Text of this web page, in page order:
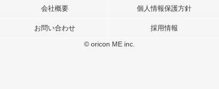
行っています。
メディアや広告配信、データ解析の各パートナーに提供しています。
会社概要 個人情報保護方針
お問い合わせ 採用情報
© oricon ME inc.